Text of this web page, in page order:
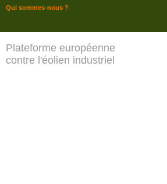
Plateforme européenne
contre l'éolien industriel
Qui sommes-nous ?